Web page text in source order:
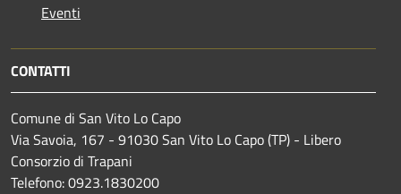
Eventi
CONTATTI
Comune di San Vito Lo Capo
Via Savoia, 167 - 91030 San Vito Lo Capo (TP) - Libero
Consorzio di Trapani
Telefono: 0923.1830200